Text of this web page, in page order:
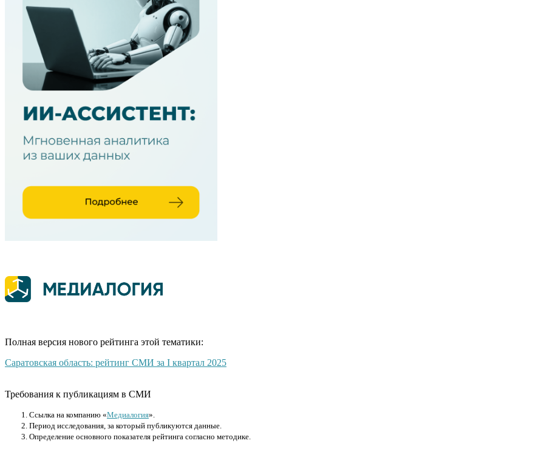
Полная версия нового рейтинга этой тематики:
Саратовская область: рейтинг СМИ за I квартал 2025
Требования к публикациям в СМИ
Cсылка на компанию «Медиалогия».
Период исследования, за который публикуются данные.
Определение основного показателя рейтинга согласно методике.